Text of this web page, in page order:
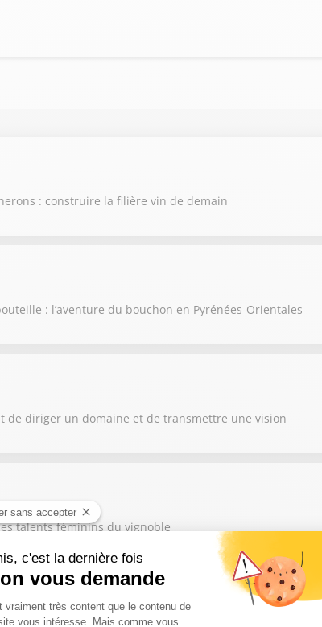
: construire la filière vin de demain
: l’aventure du bouchon en Pyrénées-Orientales
de diriger un domaine et de transmettre une vision
talents féminins du vignoble
Collart-Geiger